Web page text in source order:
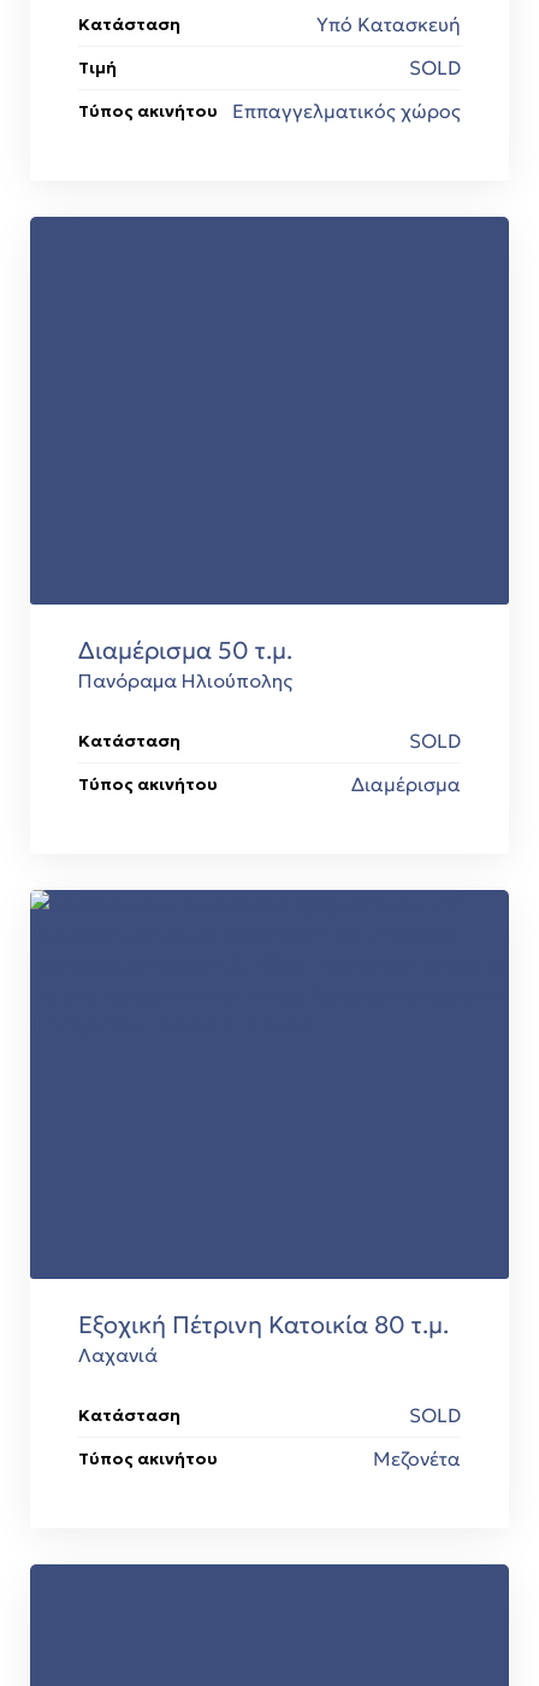
Κατάσταση Υπό Κατασκευή
Τιμή SOLD
Τύπος ακινήτου Εππαγγελματικός χώρος
Διαμέρισμα 50 τ.μ.
Πανόραμα Ηλιούπολης
Κατάσταση SOLD
Τύπος ακινήτου Διαμέρισμα
Εξοχική Πέτρινη Κατοικία 80 τ.μ.
Λαχανιά
Κατάσταση SOLD
Τύπος ακινήτου Μεζονέτα